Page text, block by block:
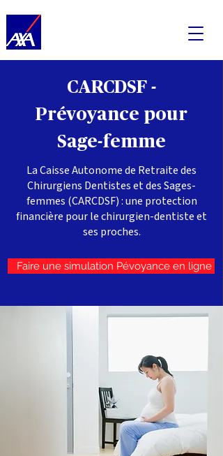
CARCDSF -
Prévoyance pour
Sage-femme
La Caisse Autonome de Retraite des
Chirurgiens Dentistes et des Sages-
femmes (CARCDSF) : une protection
financière pour le chirurgien-dentiste et
ses proches.
Faire une simulation Pévoyance en ligne